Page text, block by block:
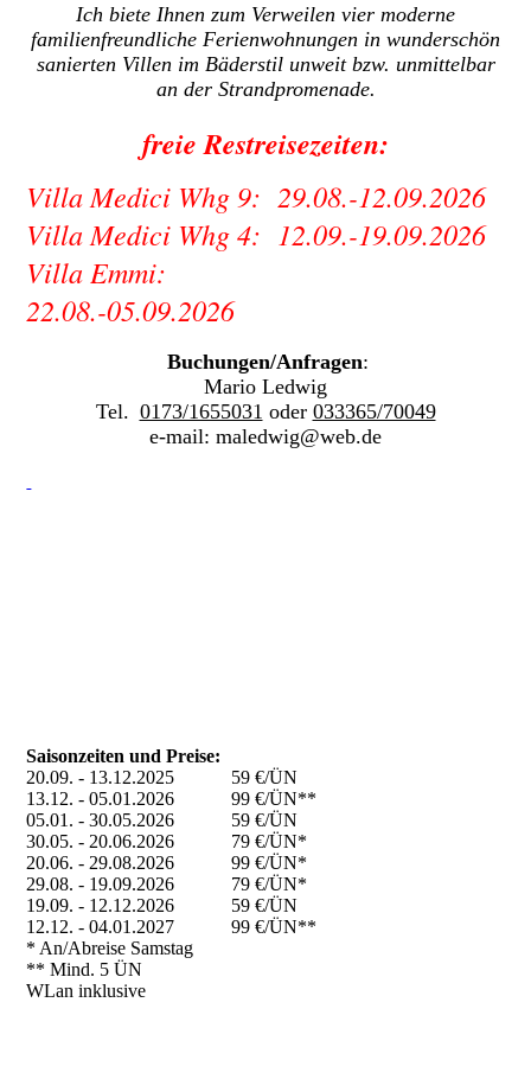
Ich biete Ihnen zum Verweilen vier moderne
familienfreundliche Ferienwohnungen in wunderschön
sanierten Villen im Bäderstil unweit bzw. unmittelbar
an der Strandpromenade.
freie Restreisezeiten:
Villa Medici Whg 9: 29.08.-12.09.2026
Villa Medici Whg 4: 12.09.-19.09.2026
Villa Emmi:
22.08.-05.09.2026
Buchungen/Anfragen:
Mario Ledwig
Tel. 0173/1655031 oder 033365/70049
e-mail: maledwig@web.de
Saisonzeiten und Preise:
20.09. - 13.12.2025 59 €/ÜN
13.12. - 05.01.2026 99 €/ÜN**
05.01. - 30.05.2026 59 €/ÜN
30.05. - 20.06.2026 79 €/ÜN*
20.06. - 29.08.2026 99 €/ÜN*
29.08. - 19.09.2026 79 €/ÜN*
19.09. - 12.12.2026 59 €/ÜN
12.12. - 04.01.2027 99 €/ÜN**
* An/Abreise Samstag
** Mind. 5 ÜN
WLan inklusive